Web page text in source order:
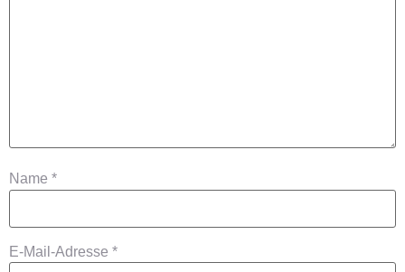
Name *
E-Mail-Adresse *